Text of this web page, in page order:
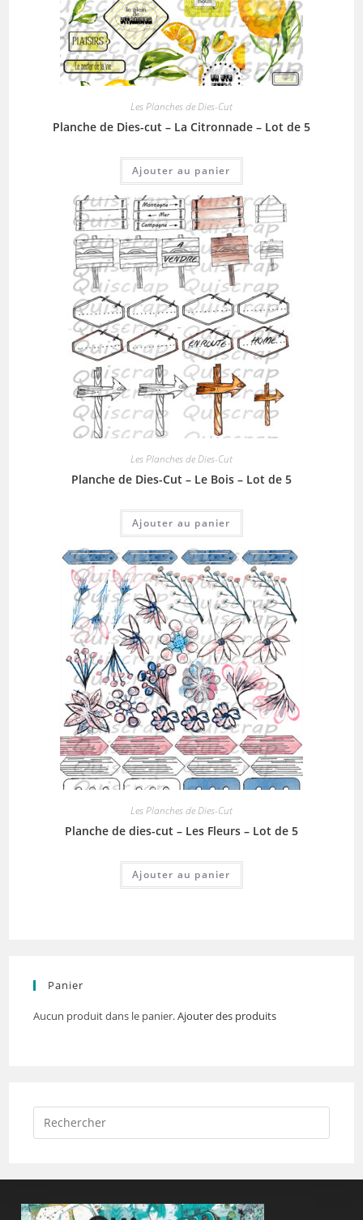
Les Planches de Dies-Cut
Planche de Dies-cut – La Citronnade – Lot de 5
Ajouter au panier
Les Planches de Dies-Cut
Planche de Dies-Cut – Le Bois – Lot de 5
Ajouter au panier
Les Planches de Dies-Cut
Planche de dies-cut – Les Fleurs – Lot de 5
Ajouter au panier
Panier
Aucun produit dans le panier.Ajouter des produits